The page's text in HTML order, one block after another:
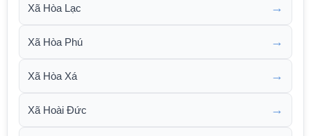
Xã Hòa Lạc →
Xã Hòa Phú →
Xã Hòa Xá →
Xã Hoài Đức →